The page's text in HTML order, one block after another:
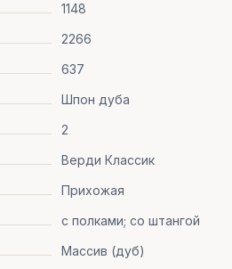
1148
2266
637
Шпон дуба
2
Верди Классик
Прихожая
с полками; со штангой
Массив (дуб)